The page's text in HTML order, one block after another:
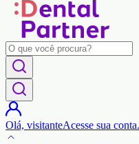
Olá, visitanteAcesse sua conta.